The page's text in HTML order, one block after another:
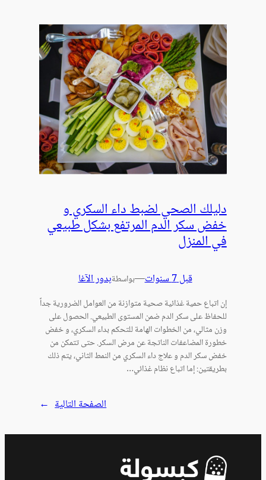
دليلك الصحي لضبط داء السكري و
خفض سكر الدم المرتفع بشكل طبيعي
في المنزل
قبل 7 سنوات —بواسطةبدور الآغا
إن اتباع حمية غذائية صحية متوازنة من العوامل الضرورية جداً
للحفاظ على سكر الدم ضمن المستوى الطبيعي. الحصول على
وزن مثالي، من الخطوات الهامة للتحكم بداء السكري، و خفض
خطورة المضاعفات الناتجة عن مرض السكر. حتى تتمكن من
خفض سكر الدم و علاج داء السكري من النمط الثاني، يتم ذلك
بطريقتين: إما اتباع نظام غذائي…
الصفحة التالية →